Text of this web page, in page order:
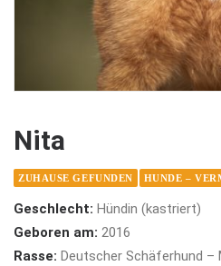
Nita
ZUHAUSE GEFUNDEN HUNDE –
Geschlecht: Hündin (kastriert)
Geboren am: 2016
Rasse: Deutscher Schäferhund –